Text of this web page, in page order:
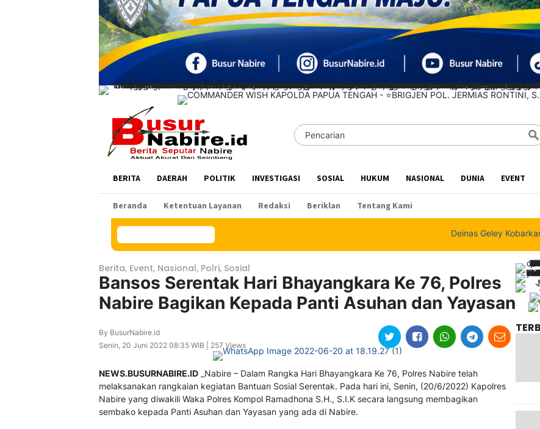
BERITA DAERAH POLITIK INVESTIGASI SOSIAL HUKUM NASIONAL DUNIA EVENT
Beranda Ketentuan Layanan Redaksi Beriklan Tentang Kami
Deinas Geley Kobarkan
Berita, Event, Nasional, Polri, Sosial
Bansos Serentak Hari Bhayangkara Ke 76, Polres
Nabire Bagikan Kepada Panti Asuhan dan Yayasan
By BusurNabire.id
Senin, 20 Juni 2022 08:35 WIB | 257 Views
NEWS.BUSURNABIRE.ID _Nabire – Dalam Rangka Hari Bhayangkara Ke 76, Polres Nabire telah
melaksanakan rangkaian kegiatan Bantuan Sosial Serentak. Pada hari ini, Senin, (20/6/2022) Kapolres
Nabire yang diwakili Waka Polres Kompol Ramadhona S.H., S.I.K secara langsung membagikan
sembako kepada Panti Asuhan dan Yayasan yang ada di Nabire.